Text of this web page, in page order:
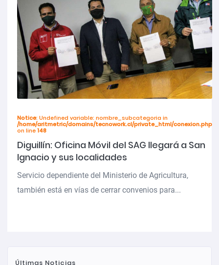
Notice: Undefined variable: nombre_subcategoria in
/home/aritmetric/domains/tecnowork.cl/private_html/conexion.php
on line148
Diguillín: Oficina Móvil del SAG llegará a San
Ignacio y sus localidades
Servicio dependiente del Ministerio de Agricultura,
también está en vías de cerrar convenios para...
Últimas Noticias